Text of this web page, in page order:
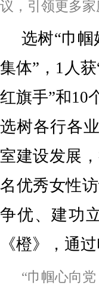
议，引领更多家
选树“巾
集体”，1人
红旗手”和10
选树各行各
室建设发展
名优秀女性
争优、建功
《橙》，通
“巾帼心向